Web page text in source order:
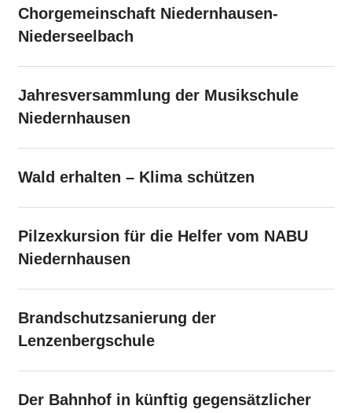
Chorgemeinschaft Niedernhausen-
Niederseelbach
Jahresversammlung der Musikschule
Niedernhausen
Wald erhalten – Klima schützen
Pilzexkursion für die Helfer vom NABU
Niedernhausen
Brandschutzsanierung der
Lenzenbergschule
Der Bahnhof in künftig gegensätzlicher